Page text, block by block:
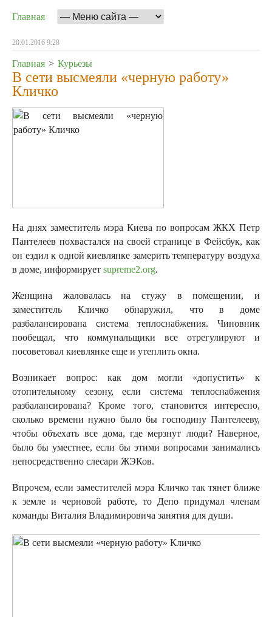
Главная
20.01.2016 9:28
Главная > Курьезы
В сети высмеяли «черную работу»
Кличко
На днях заместитель мэра Киева по вопросам ЖКХ Петр
Пантелеев похвастался на своей странице в Фейсбук, как
он ездил к одной киевлянке замерить температуру воздуха
в доме, информирует supreme2.org.
Женщина жаловалась на стужу в помещении, и
заместитель Кличко обнаружил, что в доме
разбалансирована система теплоснабжения. Чиновник
пообещал, что коммунальщики все отрегулируют и
посоветовал киевлянке еще и утеплить окна.
Возникает вопрос: как дом могли «допустить» к
отопительному сезону, если система теплоснабжения
разбалансирована? Кроме того, становится интересно,
сколько времени нужно было бы господину Пантелееву,
чтобы объехать все дома, где мерзнут люди? Наверное,
было бы уместнее, если бы этими вопросами занимались
непосредственно слесари ЖЭКов.
Впрочем, если заместителей мэра Кличко так тянет ближе
к земле и черновой работе, то Депо придумал членам
команды Виталия Владимировича занятия для души.